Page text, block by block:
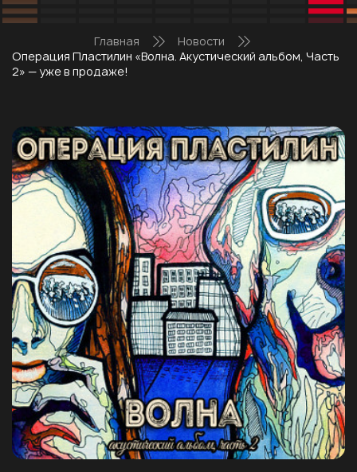
Главная
Новости
Операция Пластилин «Волна. Акустический альбом, Часть
2» — уже в продаже!